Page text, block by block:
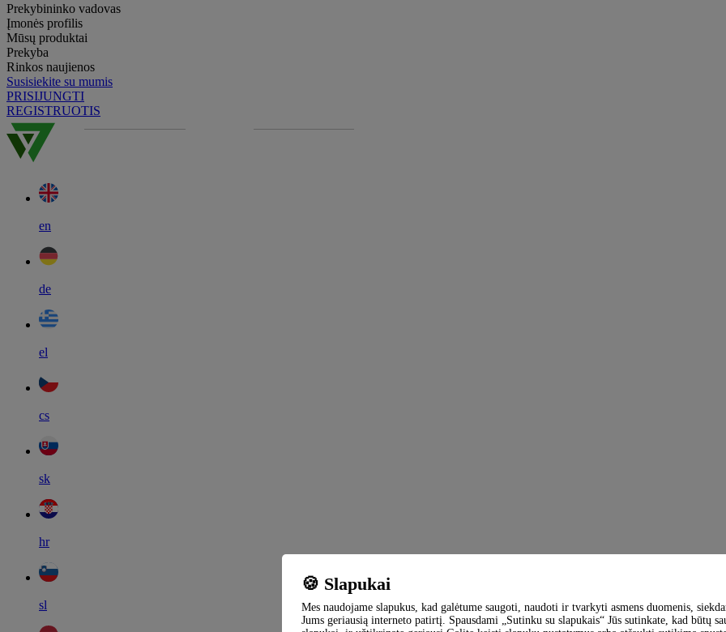
Prekybininko vadovas
Įmonės profilis
Mūsų produktai
Prekyba
Rinkos naujienos
Susisiekite su mumis
PRISIJUNGTI
REGISTRUOTIS
en
de
el
cs
sk
hr
sl
🍪 Slapukai
Mes naudojame slapukus, kad galėtume saugoti, naudoti ir tvarkyti asmens duomenis,
Jums geriausią interneto patirtį. Spausdami „Sutinku su slapukais“ Jūs sutinkate, kad būtų